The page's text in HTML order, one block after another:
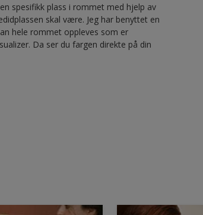
spesifikk plass i rommet med hjelp av
skal være. Jeg har benyttet en
hele rommet oppleves som er
Da ser du fargen direkte på din